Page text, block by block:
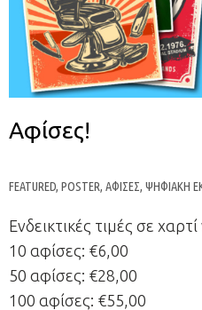
Αφίσες!
FEATURED, POSTER, ΑΦΊΣΕΣ, ΨΗΦΙΑΚΉ
Ενδεικτικές τιμές σε
10 αφίσες: €6,00
50 αφίσες: €28,00
100 αφίσες: €55,00